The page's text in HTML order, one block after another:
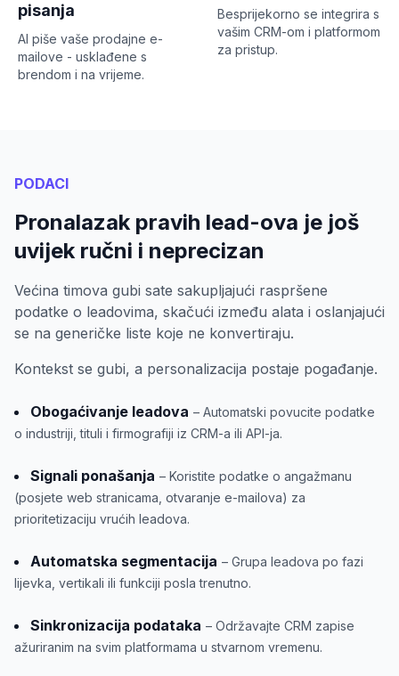
pisanja
AI piše vaše prodajne e-
mailove - usklađene s
brendom i na vrijeme.
Besprijekorno se integrira s
vašim CRM-om i platformom
za pristup.
PODACI
Pronalazak pravih lead-ova je još
uvijek ručni i neprecizan
Većina timova gubi sate sakupljajući raspršene
podatke o leadovima, skačući između alata i oslanjajući
se na generičke liste koje ne konvertiraju.
Kontekst se gubi, a personalizacija postaje pogađanje.
Obogaćivanje leadova – Automatski povucite podatke
o industriji, tituli i firmografiji iz CRM-a ili API-ja.
Signali ponašanja – Koristite podatke o angažmanu
(posjete web stranicama, otvaranje e-mailova) za
prioritetizaciju vrućih leadova.
Automatska segmentacija – Grupa leadova po fazi
lijevka, vertikali ili funkciji posla trenutno.
Sinkronizacija podataka – Održavajte CRM zapise
ažuriranim na svim platformama u stvarnom vremenu.